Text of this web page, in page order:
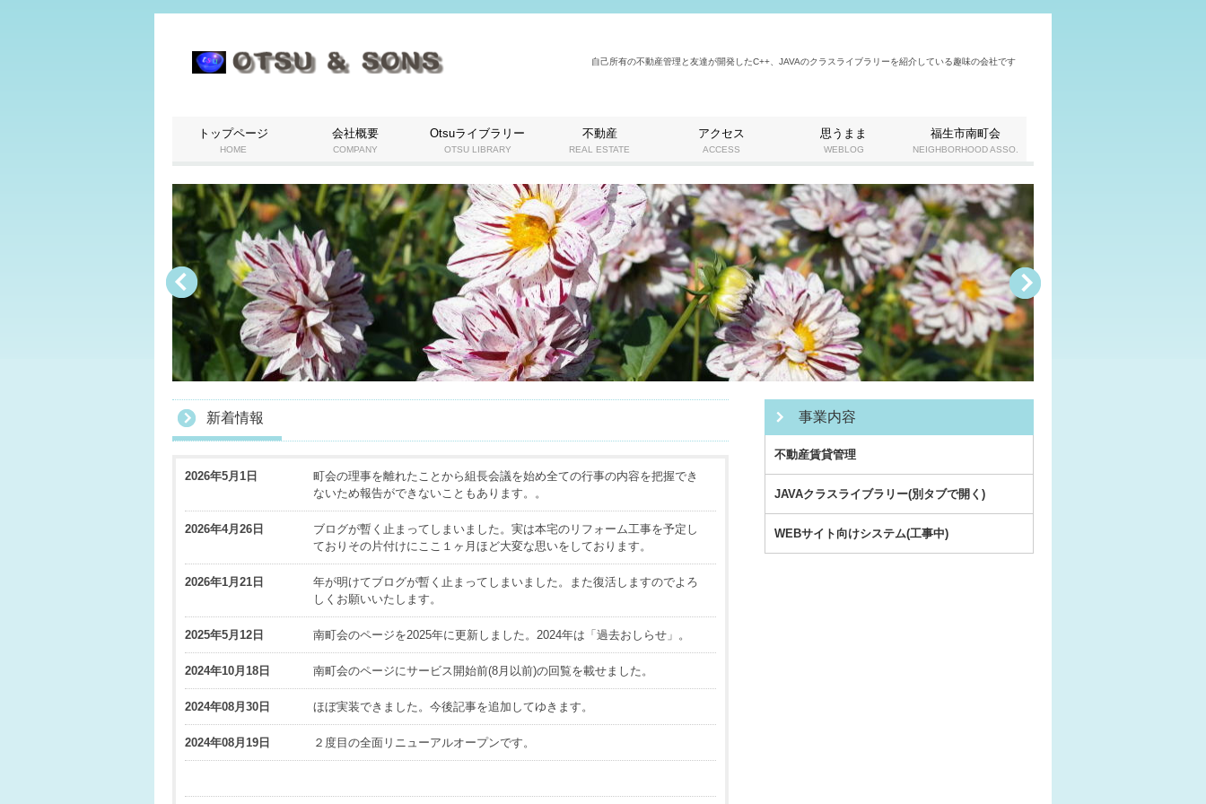
自己所有の不動産管理と友達が開発したC++、JAVAのクラスライブラリーを紹介している趣味の会社です
トップページ
HOME
会社概要
COMPANY
Otsuライブラリー
OTSU LIBRARY
不動産
REAL ESTATE
アクセス
ACCESS
思うまま
WEBLOG
福生市南町会
NEIGHBORHOOD ASSO.
事業内容
不動産賃貸管理
JAVAクラスライブラリー(別タブで開く)
WEBサイト向けシステム(工事中)
新着情報
2026年5月1日
町会の理事を離れたことから組長会議を始め全ての行事の内容を把握でき
ないため報告ができないこともあります。。
2026年4月26日
ブログが暫く止まってしまいました。実は本宅のリフォーム工事を予定し
ておりその片付けにここ１ヶ月ほど大変な思いをしております。
2026年1月21日
年が明けてブログが暫く止まってしまいました。また復活しますのでよろ
しくお願いいたします。
2025年5月12日 南町会のページを2025年に更新しました。2024年は「過去おしらせ」。
2024年10月18日 南町会のページにサービス開始前(8月以前)の回覧を載せました。
2024年08月30日 ほぼ実装できました。今後記事を追加してゆきます。
2024年08月19日 ２度目の全面リニューアルオープンです。